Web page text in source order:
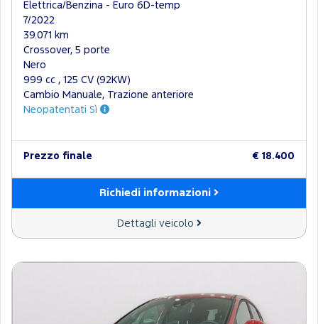
Elettrica/Benzina - Euro 6D-temp
7/2022
39.071 km
Crossover, 5 porte
Nero
999 cc , 125 CV (92KW)
Cambio Manuale, Trazione anteriore
Neopatentati Sì
Prezzo finale € 18.400
Richiedi informazioni
Dettagli veicolo